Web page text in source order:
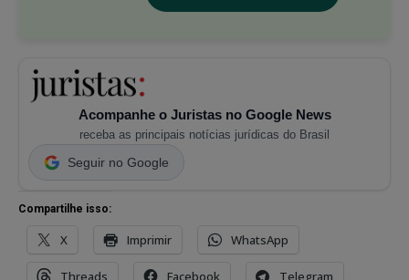
Acompanhe o Juristas no Google News
receba as principais notícias jurídicas do Brasil
Seguir no Google
Compartilhe isso:
X Imprimir WhatsApp
Threads Facebook Telegram